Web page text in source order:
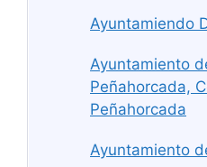
Ayuntamiendo
Ayuntamiento
Peñahorcada,
Peñahorcada
Ayuntamiento